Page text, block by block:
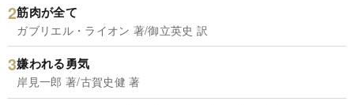
筋肉が全て
ガブリエル・ライオン 著/御立英史 訳
嫌われる勇気
岸見一郎 著/古賀史健 著